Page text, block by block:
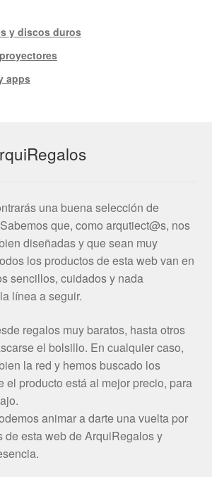
y discos duros
apps
una buena selección de
que, como arqutiect@s, nos
diseñadas y que sean muy
los productos de esta web van en
sencillos, cuidados y nada
línea a seguir.
regalos muy baratos, hasta otros
el bolsillo. En cualquier caso,
la red y hemos buscado los
el producto está al mejor precio, para
animar a darte una vuelta por
de esta web de ArquiRegalos y